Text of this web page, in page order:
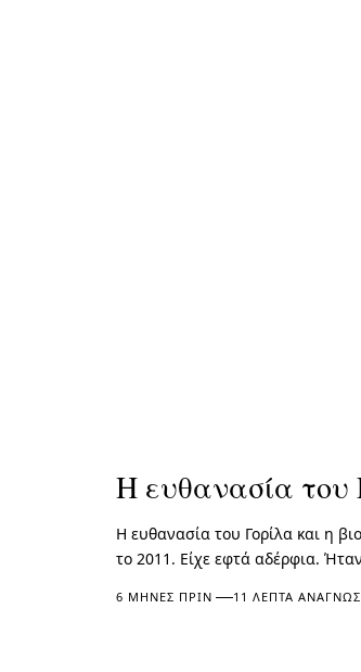
Η ευθανασία του
Η ευθανασία του Γορίλα και η
το 2011. Είχε εφτά αδέρφια.
6 ΜΉΝΕΣ ΠΡΙΝ 11 ΛΕΠΤΆ